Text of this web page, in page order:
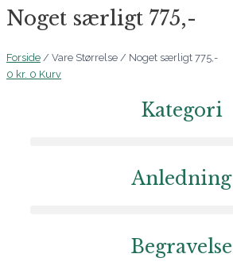
Noget særligt 775,-
Forside / Vare Størrelse / Noget særligt 775,-
0 kr. 0 Kurv
Kategori
Anledning
Begravelse